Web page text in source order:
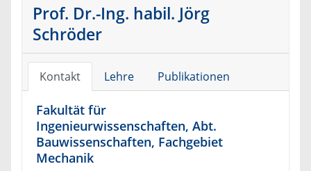
Prof. Dr.-Ing. habil. Jörg
Schröder
Kontakt Lehre Publikationen
Fakultät für
Ingenieurwissenschaften, Abt.
Bauwissenschaften, Fachgebiet
Mechanik